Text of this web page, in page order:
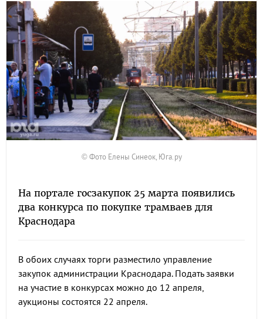
© Фото Елены Синеок, Юга.ру
На портале госзакупок 25 марта появились
два конкурса по покупке трамваев для
Краснодара
В обоих случаях торги разместило управление
закупок администрации Краснодара. Подать заявки
на участие в конкурсах можно до 12 апреля,
аукционы состоятся 22 апреля.